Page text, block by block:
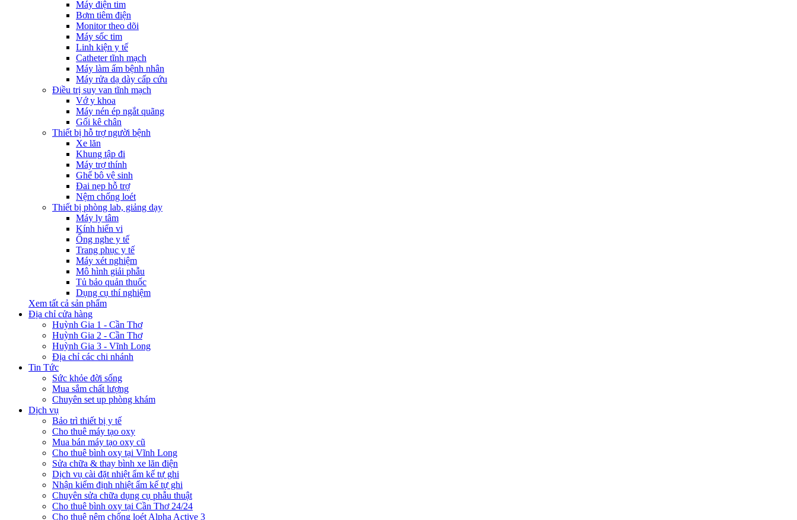
Máy điện tim
Bơm tiêm điện
Monitor theo dõi
Máy sốc tim
Linh kiện y tế
Catheter tĩnh mạch
Máy làm ấm bệnh nhân
Máy rửa dạ dày cấp cứu
Điều trị suy van tĩnh mạch
Vớ y khoa
Máy nén ép ngắt quãng
Gối kê chân
Thiết bị hỗ trợ người bệnh
Xe lăn
Khung tập đi
Máy trợ thính
Ghế bô vệ sinh
Đai nẹp hỗ trợ
Nệm chống loét
Thiết bị phòng lab, giảng dạy
Máy ly tâm
Kính hiển vi
Ống nghe y tế
Trang phục y tế
Máy xét nghiệm
Mô hình giải phẫu
Tủ bảo quản thuốc
Dụng cụ thí nghiệm
Xem tất cả sản phẩm
Địa chỉ cửa hàng
Huỳnh Gia 1 - Cần Thơ
Huỳnh Gia 2 - Cần Thơ
Huỳnh Gia 3 - Vĩnh Long
Địa chỉ các chi nhánh
Tin Tức
Sức khỏe đời sống
Mua sắm chất lượng
Chuyên set up phòng khám
Dịch vụ
Bảo trì thiết bị y tế
Cho thuê máy tạo oxy
Mua bán máy tạo oxy cũ
Cho thuê bình oxy tại Vĩnh Long
Sửa chữa & thay bình xe lăn điện
Dịch vụ cài đặt nhiệt ẩm kế tự ghi
Nhận kiểm định nhiệt ẩm kế tự ghi
Chuyên sửa chữa dụng cụ phẫu thuật
Cho thuê bình oxy tại Cần Thơ 24/24
Cho thuê nệm chống loét Alpha Active 3